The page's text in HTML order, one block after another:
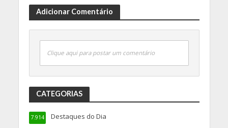
Adicionar Comentário
Clique aqui para postar um comentário
CATEGORIAS
Destaques do Dia
7.914